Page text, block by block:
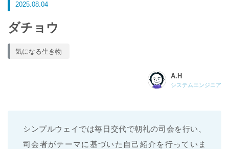
2025.08.04
ダチョウ
気になる生き物
A.H
システムエンジニア
シンプルウェイでは毎日交代で朝礼の司会を行い、
司会者がテーマに基づいた自己紹介を行っていま